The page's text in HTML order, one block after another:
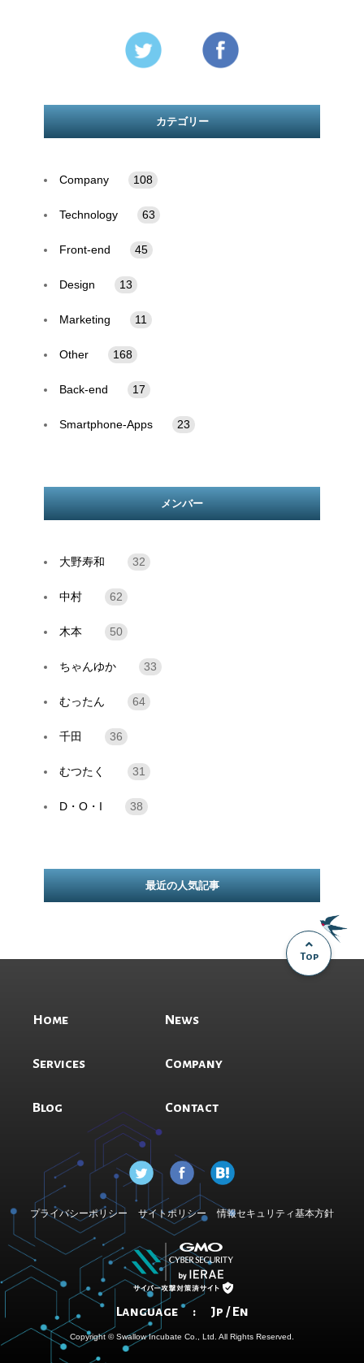
最近の人気記事
カテゴリー
Company 108
Technology 63
Front-end 45
Design 13
Marketing 11
Other 168
Back-end 17
Smartphone-Apps 23
メンバー
大野寿和 32
中村 62
木本 50
ちゃんゆか 33
むったん 64
千田 36
むつたく 31
D・O・I 38
Top
Home News
Services Company
Blog Contact
プライバシーポリシー サイトポリシー 情報セキュリティ基本方針
Language : Jp / En
Copyright © Swallow Incubate Co., Ltd. All Rights Reserved.